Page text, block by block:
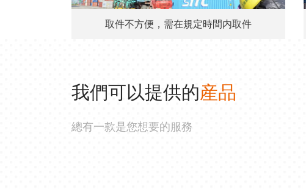
取件不方便，需在規定時間内取件
我們可以提供的産品
總有一款是您想要的服務